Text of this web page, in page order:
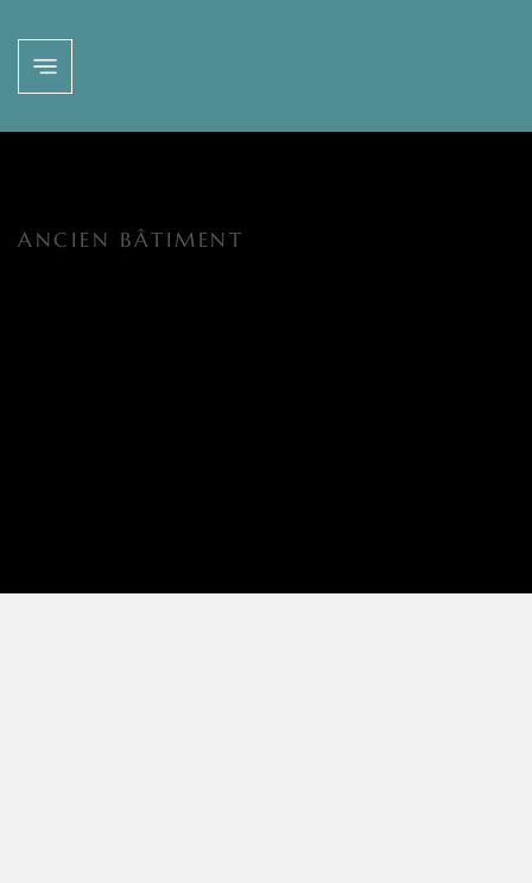
ANCIEN BÂTIMENT